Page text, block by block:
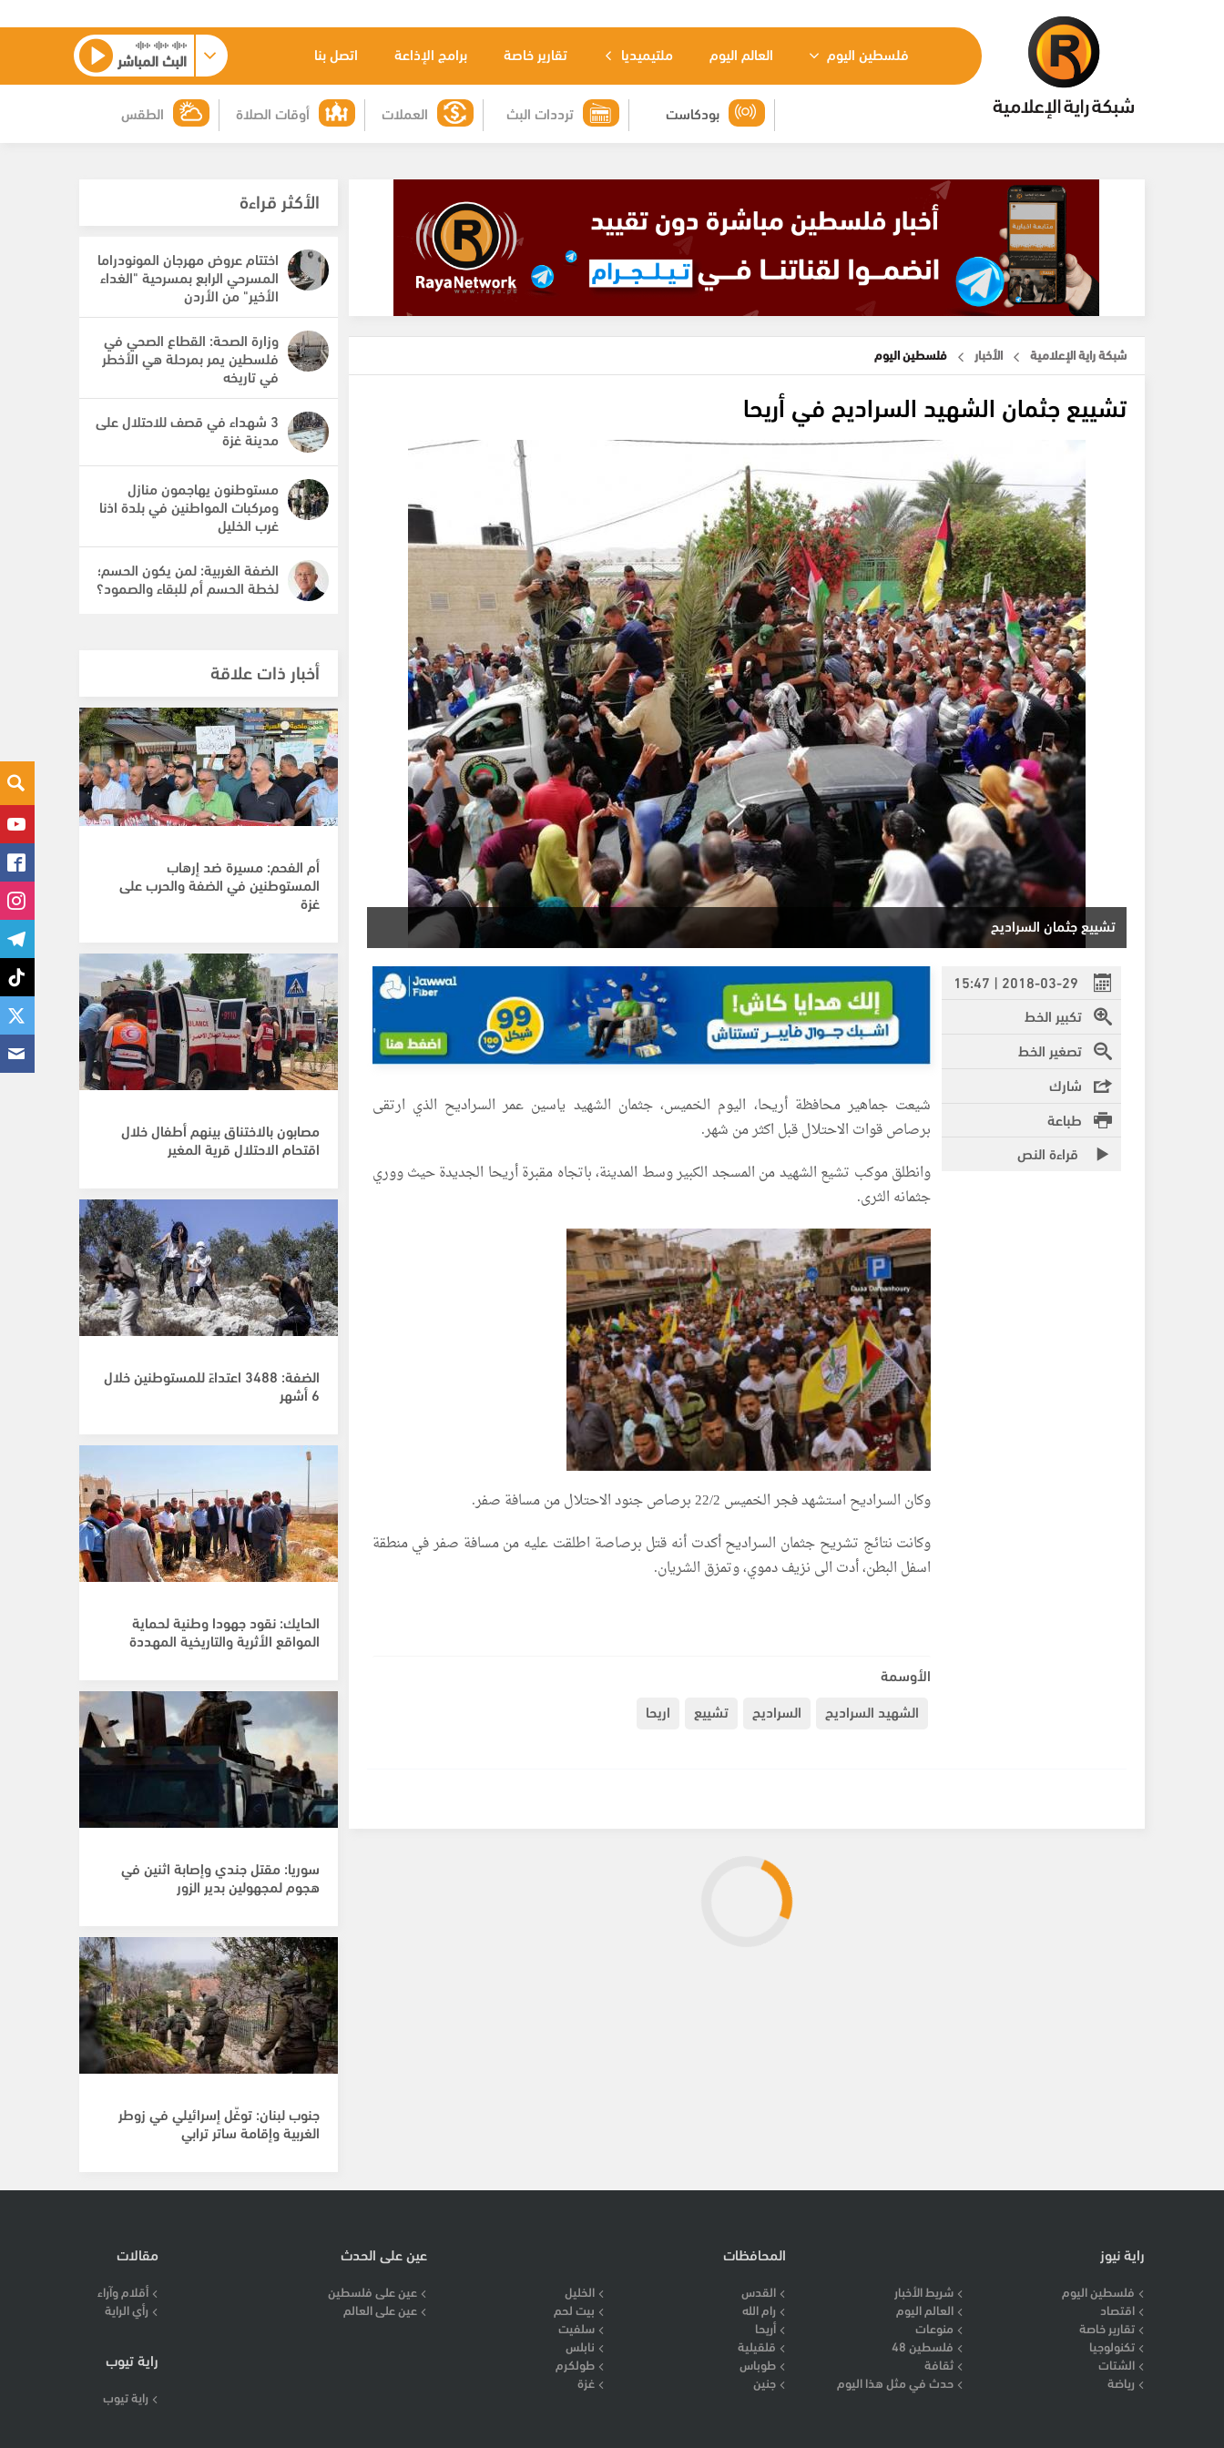
فلسطين اليوم العالم اليوم ملتيميديا تقارير خاصة برامج الإذاعة اتصل بنا البث المباشر
الطقس أوقات الصلاة العملات ترددات البث بودكاست
شبكة راية الإعلامية الأخبار فلسطين اليوم
تشييع جثمان الشهيد السراديح في أريحا
تشييع جثمان السراديح
2018-03-29 | 15:47
تكبير الخط
تصغير الخط
شارك
طباعة
قراءة النص
شيعت جماهير محافظة أريحا، اليوم الخميس، جثمان الشهيد ياسين عمر السراديح الذي ارتقى
برصاص قوات الاحتلال قبل اكثر من شهر.
وانطلق موكب تشيع الشهيد من المسجد الكبير وسط المدينة، باتجاه مقبرة أريحا الجديدة حيث ووري
جثمانه الثرى.
وكان السراديح استشهد فجر الخميس 22/2 برصاص جنود الاحتلال من مسافة صفر.
وكانت نتائج تشريح جثمان السراديح أكدت أنه قتل برصاصة اطلقت عليه من مسافة صفر في منطقة
اسفل البطن، أدت الى نزيف دموي، وتمزق الشريان.
الأوسمة
الشهيد السراديح
السراديح تشييع اريحا
الأكثر قراءة
اختتام عروض مهرجان المونودراما
المسرحي الرابع بمسرحية "الغداء
الأخير" من الأردن
وزارة الصحة: القطاع الصحي في
فلسطين يمر بمرحلة هي الأخطر
في تاريخه
3 شهداء في قصف للاحتلال على
مدينة غزة
مستوطنون يهاجمون منازل
ومركبات المواطنين في بلدة اذنا
غرب الخليل
الضفة الغربية: لمن يكون الحسم؛
لخطة الحسم أم للبقاء والصمود؟
أخبار ذات علاقة
أم الفحم: مسيرة ضد إرهاب
المستوطنين في الضفة والحرب على
غزة
مصابون بالاختناق بينهم أطفال خلال
اقتحام الاحتلال قرية المغير
الضفة: 3488 اعتداءً للمستوطنين خلال
6 أشهر
الحايك: نقود جهودا وطنية لحماية
المواقع الأثرية والتاريخية المهددة
سوريا: مقتل جندي وإصابة اثنين في
هجوم لمجهولين بدير الزور
جنوب لبنان: توغّل إسرائيلي في زوطر
الغربية وإقامة ساتر ترابي
راية نيوز
فلسطين اليوم
شريط الأخبار
اقتصاد
العالم اليوم
تقارير خاصة
منوعات
تكنولوجيا
فلسطين 48
الشتات
ثقافة
رياضة
حدث في مثل هذا اليوم
المحافظات
القدس
الخليل
رام الله
بيت لحم
أريحا
سلفيت
قلقيلية
نابلس
طوباس
طولكرم
جنين
غزة
عين على الحدث
عين على فلسطين
عين على العالم
مقالات
أقلام وآراء
رأي الراية
راية تيوب
راية تيوب